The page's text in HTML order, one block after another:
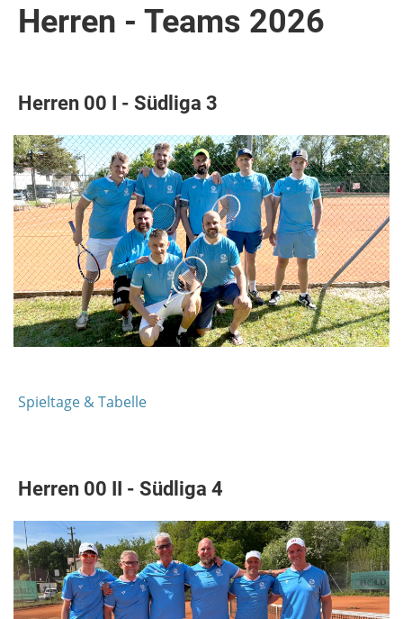
Herren - Teams 2026
Herren 00 I - Südliga 3
Spieltage & Tabelle
Herren 00 II - Südliga 4